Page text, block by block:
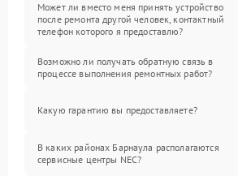
Может ли вместо меня принять устройство
после ремонта другой человек, контактный
телефон которого я предоставлю?
Возможно ли получать обратную связь в
процессе выполнения ремонтных работ?
Какую гарантию вы предоставляете?
В каких районах Барнаула располагаются
сервисные центры NEC?